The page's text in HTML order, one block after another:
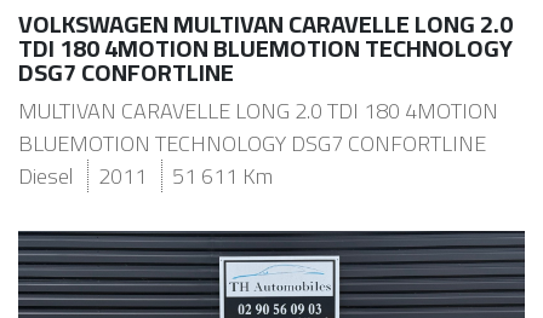
VOLKSWAGEN MULTIVAN CARAVELLE LONG 2.0
TDI 180 4MOTION BLUEMOTION TECHNOLOGY
DSG7 CONFORTLINE
MULTIVAN CARAVELLE LONG 2.0 TDI 180 4MOTION
BLUEMOTION TECHNOLOGY DSG7 CONFORTLINE
Diesel
2011 51 611 Km